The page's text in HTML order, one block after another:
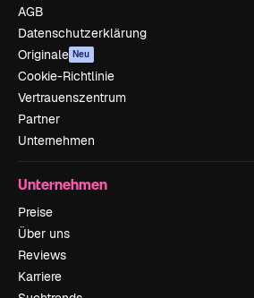
AGB
Datenschutzerklärung
Originale Neu
Cookie-Richtlinie
Vertrauenszentrum
Partner
Unternehmen
Unternehmen
Preise
Über uns
Reviews
Karriere